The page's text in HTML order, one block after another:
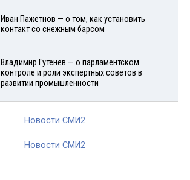
Иван Пажетнов — о том, как установить
контакт со снежным барсом
Владимир Гутенев — о парламентском
контроле и роли экспертных советов в
развитии промышленности
Новости СМИ2
Новости СМИ2